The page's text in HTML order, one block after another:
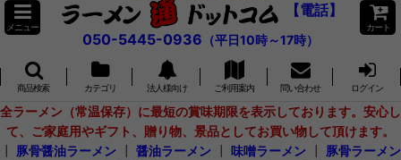
メニュー
【電話】
050-5445-0936 （平日10時～17時）
カート
商品検索 カテゴリ 法人様向け ご利用案内 問い合わせ ログイン
全ラーメン（常温保存）に最短の賞味期限を表示しております。安心し
て、ご家庭用やギフト、贈り物、景品としてお買い物して頂けます。
豚骨醤油ラーメン 醤油ラーメン 味噌ラーメン
豚骨ラーメン